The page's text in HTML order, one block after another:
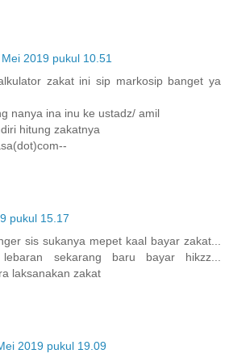
2019 pukul 10.51
zakat ini sip markosip banget ya
nanya ina inu ke ustadz/ amil
hitung zakatnya
pukul 15.17
sis sukanya mepet kaal bayar zakat...
sekarang baru bayar hikzz...
laksanakan zakat
2019 pukul 19.09